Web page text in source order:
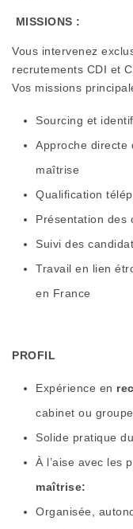
MISSIONS :
Vous intervenez
recrutements CDI et
Vos missions
Sourcing et
Approche directe
maîtrise
Qualification
Présentation des
Suivi des
Travail en lien
en France
PROFIL
Expérience en
cabinet ou
Solide pratique du
À l’aise avec les
maîtrise
Organisée,